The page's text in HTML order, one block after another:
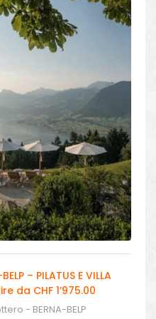
– PILATUS E VILLA
da CHF 1’975.00
- BERNA-BELP